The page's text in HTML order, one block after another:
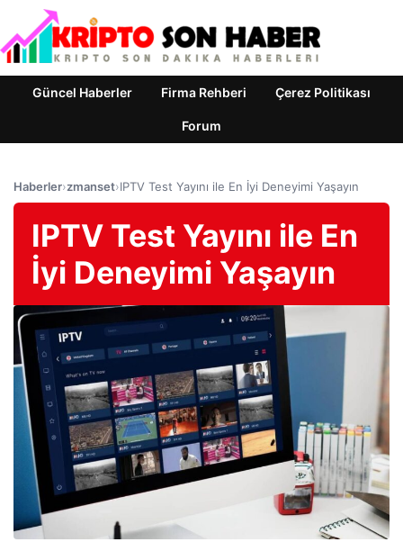
Güncel Haberler Firma Rehberi Çerez Politikası
Forum
Haberler›zmanset›IPTV Test Yayını ile En İyi Deneyimi Yaşayın
IPTV Test Yayını ile En
İyi Deneyimi Yaşayın